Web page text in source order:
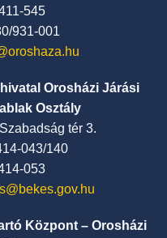
545
931-001
Orosházi Járási
Osztály
tér 3.
043/140
053
Központ – Orosházi